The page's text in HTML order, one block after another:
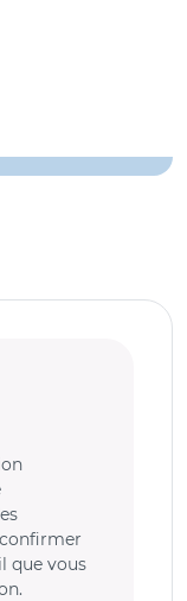
que vous